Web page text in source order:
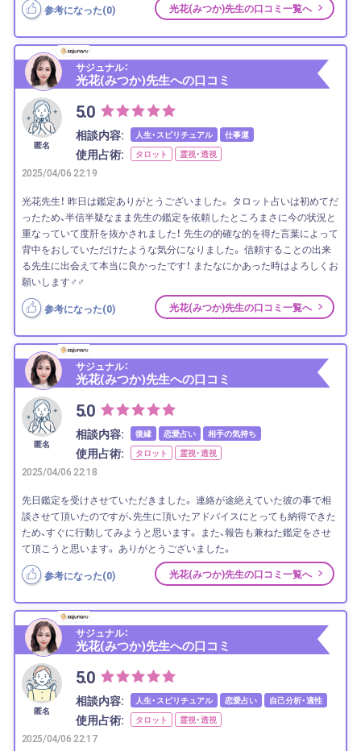
参考になった(0) 光花(みつか)先生の口コミ一覧へ
サジュナル：
光花(みつか)先生への口コミ
匿名
5.0
相談内容: 人生・スピリチュアル 仕事運
使用占術: タロット 霊視・透視
2025/04/06 22:19
光花先生！ 昨日は鑑定ありがとうございました。 タロット占いは初めてだ
ったため、半信半疑なまま先生の鑑定を依頼したところまさに今の状況と
重なっていて度肝を抜かされました！ 先生の的確な的を得た言葉によって
背中をおしていただけたような気分になりました。 信頼することの出来
る先生に出会えて本当に良かったです！ またなにかあった時はよろしくお
願いします‍♂️‍♂️
参考になった(0) 光花(みつか)先生の口コミ一覧へ
サジュナル：
光花(みつか)先生への口コミ
匿名
5.0
相談内容: 復縁 恋愛占い 相手の気持ち
使用占術: タロット 霊視・透視
2025/04/06 22:18
先日鑑定を受けさせていただきました。 連絡が途絶えていた彼の事で相
談させて頂いたのですが、先生に頂いたアドバイスにとっても納得できた
ため、すぐに行動してみようと思います。 また、報告も兼ねた鑑定をさせ
て頂こうと思います。 ありがとうございました。
参考になった(0) 光花(みつか)先生の口コミ一覧へ
サジュナル：
光花(みつか)先生への口コミ
匿名
5.0
相談内容: 人生・スピリチュアル 恋愛占い 自己分析・適性
使用占術: タロット 霊視・透視
2025/04/06 22:17